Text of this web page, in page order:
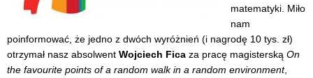
matematyki. Miło
nam
poinformować, że jedno z dwóch wyróżnień (i nagrodę 10 tys. zł)
otrzymał nasz absolwent Wojciech Fica za pracę magisterską On
the favourite points of a random walk in a random environment,